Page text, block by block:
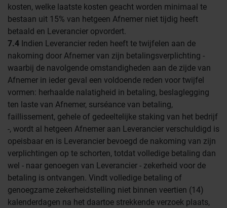
kosten, welke laatste kosten geacht worden minimaal te
bestaan uit 15% van hetgeen Afnemer niet tijdig heeft
betaald en Leverancier opvordert.
7.4 Indien Leverancier reden heeft te twijfelen aan de
nakoming door Afnemer van zijn betalingsverplichting -
waarbij de navolgende omstandigheden aan de zijde van
Afnemer in ieder geval een voldoende reden voor twijfel
vormen: herhaalde nalatigheid in betaling, beslaglegging
ten laste van Afnemer, surséance van betaling,
faillissement, gehele of gedeeltelijke staking van het bedrijf
-, wordt al hetgeen Afnemer aan Leverancier verschuldigd is
opeisbaar en is Leverancier bevoegd de nakoming van zijn
verplichtingen op te schorten, totdat volledige betaling dan
wel - naar genoegen van Leverancier - zekerheid voor de
betaling is ontvangen. Vindt volledige betaling of
genoegzame zekerheidstelling niet binnen veertien (14)
kalenderdagen na het daartoe strekkende verzoek plaats,